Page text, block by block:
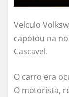
Veículo
capotou na
Cascavel.
O carro era
O motorista,